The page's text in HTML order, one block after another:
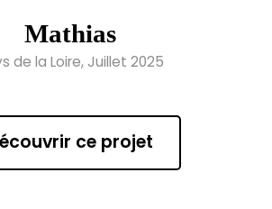
Mathias
de la Loire, Juillet 2025
ce projet